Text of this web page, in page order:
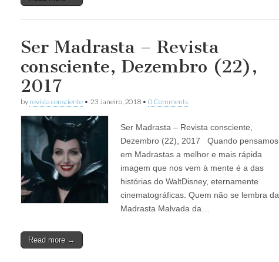
Ser Madrasta – Revista
consciente, Dezembro (22),
2017
by revista consciente• 23 Janeiro, 2018• 0 Comments
Ser Madrasta – Revista consciente,
Dezembro (22), 2017 Quando pensamos
em Madrastas a melhor e mais rápida
imagem que nos vem à mente é a das
histórias do WaltDisney, eternamente
cinematográficas. Quem não se lembra da
Madrasta Malvada da…
Read more →